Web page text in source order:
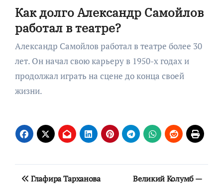
Как долго Александр Самойлов
работал в театре?
Александр Самойлов работал в театре более 30
лет. Он начал свою карьеру в 1950-х годах и
продолжал играть на сцене до конца своей
жизни.
Навигация
Глафира Тарханова Великий Колумб —